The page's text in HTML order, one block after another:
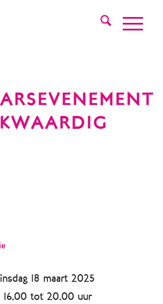
18 maart 2025
20.00 uur